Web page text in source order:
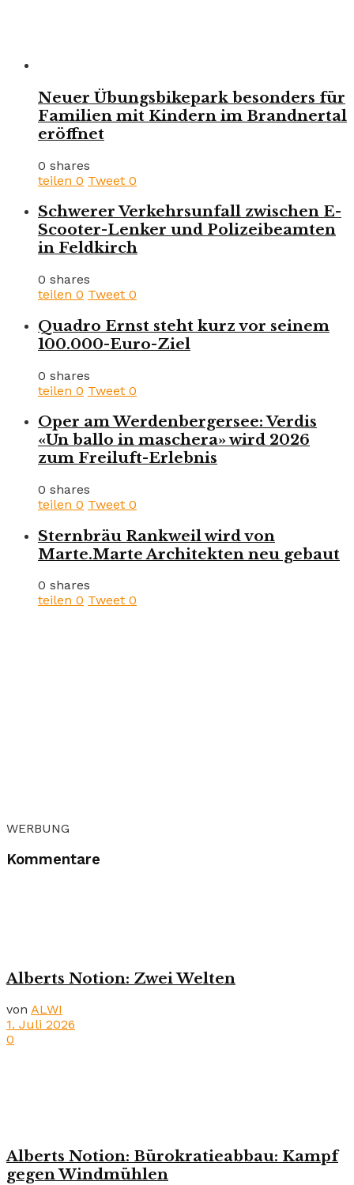
Neuer Übungsbikepark besonders für
Familien mit Kindern im Brandnertal
eröffnet
0 shares
teilen 0 Tweet 0
Schwerer Verkehrsunfall zwischen E-
Scooter-Lenker und Polizeibeamten
in Feldkirch
0 shares
teilen 0 Tweet 0
Quadro Ernst steht kurz vor seinem
100.000-Euro-Ziel
0 shares
teilen 0 Tweet 0
Oper am Werdenbergersee: Verdis
«Un ballo in maschera» wird 2026
zum Freiluft-Erlebnis
0 shares
teilen 0 Tweet 0
Sternbräu Rankweil wird von
Marte.Marte Architekten neu gebaut
0 shares
teilen 0 Tweet 0
WERBUNG
Kommentare
Alberts Notion: Zwei Welten
von ALWI
1. Juli 2026
0
Alberts Notion: Bürokratieabbau: Kampf
gegen Windmühlen